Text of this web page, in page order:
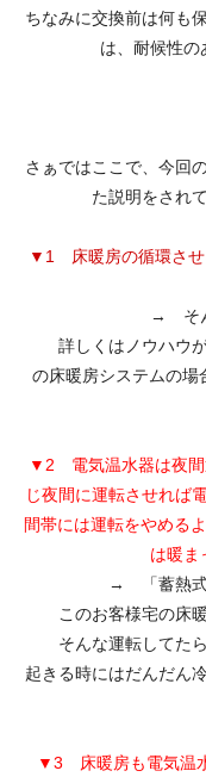
ちなみに交換前は何も
は、耐候性の
さぁではここで、今回
た説明をされ
▼1 床暖房の循環させ
→ そん
詳しくはノウハウが
の床暖房システムの
▼2 電気温水器は夜間
じ夜間に運転させれば
間帯には運転をやめる
は暖ま
→ 「蓄熱式
このお客様宅の床暖
そんな運転してたら
起きる時にはだんだん
▼3 床暖房も電気温水